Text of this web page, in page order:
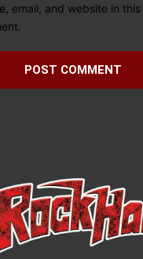
email, and website in